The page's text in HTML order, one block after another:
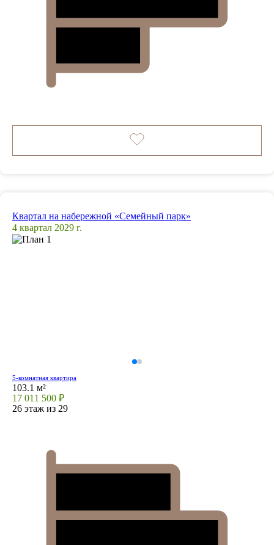
Квартал на набережной «Семейный парк»
4 квартал 2029 г.
5-комнатная квартира
103.1 м²
17 011 500 ₽
26 этаж из 29